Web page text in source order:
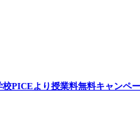
校PICEより授業料無料キャンペ